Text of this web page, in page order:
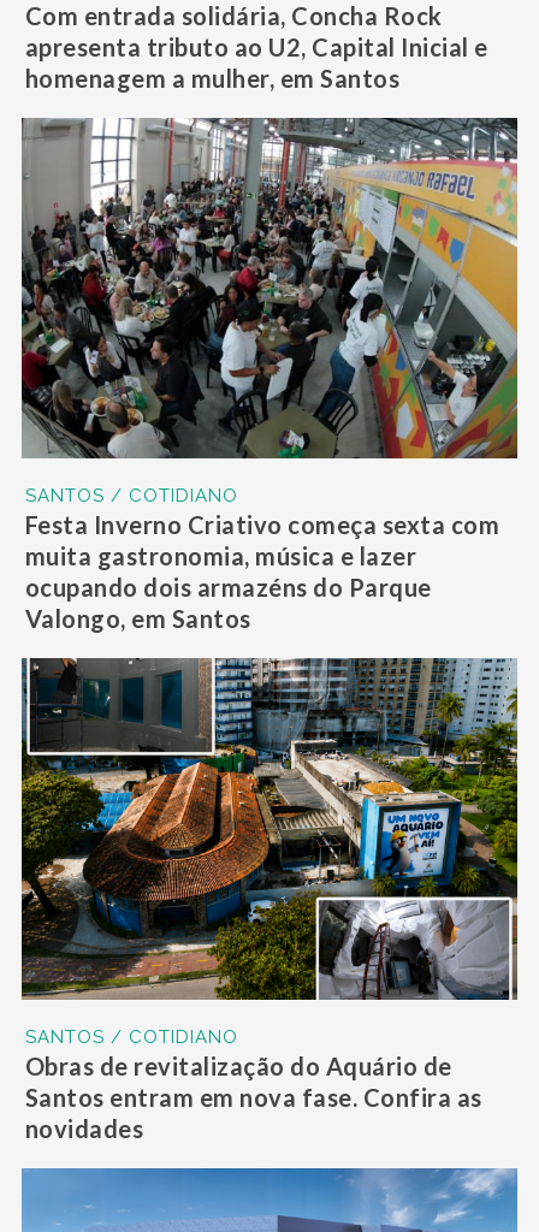
Com entrada solidária, Concha Rock
apresenta tributo ao U2, Capital Inicial e
homenagem a mulher, em Santos
SANTOS / COTIDIANO
Festa Inverno Criativo começa sexta com
muita gastronomia, música e lazer
ocupando dois armazéns do Parque
Valongo, em Santos
SANTOS / COTIDIANO
Obras de revitalização do Aquário de
Santos entram em nova fase. Confira as
novidades